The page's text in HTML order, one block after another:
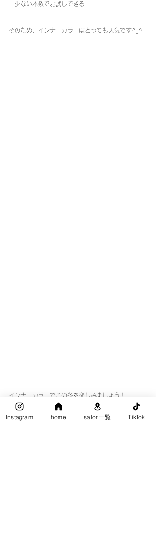
少ない本数でお試しできる
そのため、インナーカラーはとっても人気です^_^
インナーカラーでこの冬を楽しみましょう！
_______________________________________________
Instagram home salon一覧 TikTok